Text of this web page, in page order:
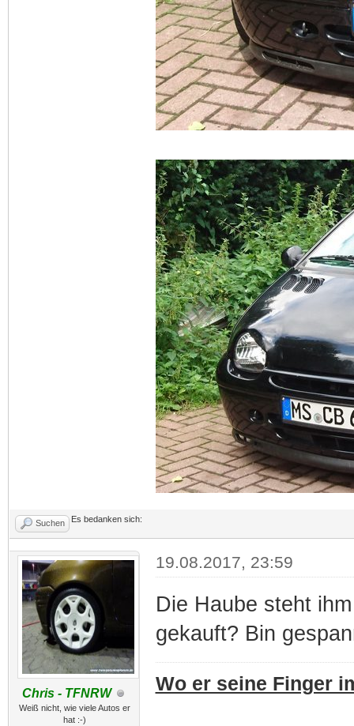
Suchen Es bedanken sich:
Chris - TFNRW
Weiß nicht, wie viele Autos er
hat :-)
19.08.2017, 23:59
Die Haube steht
gekauft? Bin
Wo er seine Finger